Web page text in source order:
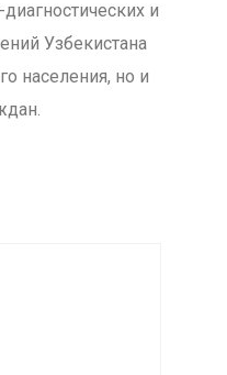
и
Узбекистана
населения, но и